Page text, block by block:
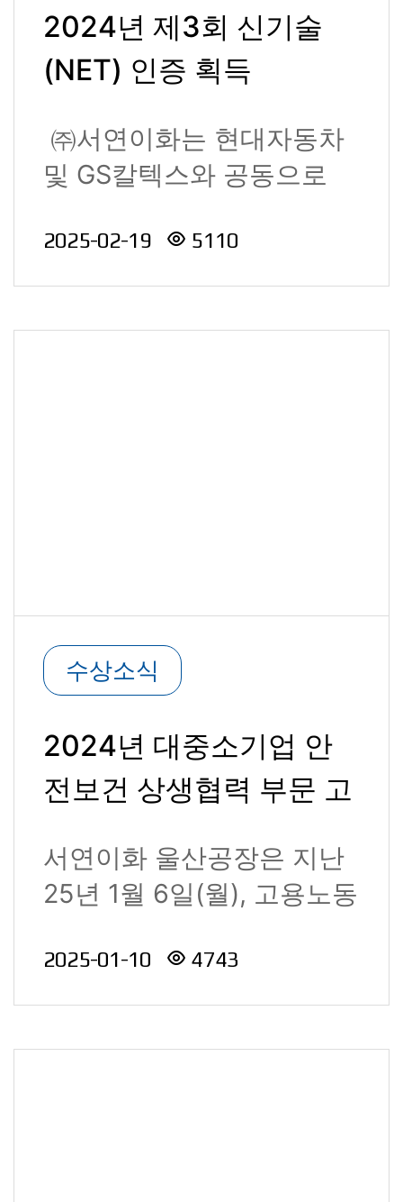
2024년 제3회 신기술
(NET) 인증 획득
㈜서연이화는 현대자동차
및 GS칼텍스와 공동으로
소재 사용 ..
2025-02-19 5110
수상소식
2024년 대중소기업 안
전보건 상생협력 부문 고
서연이화 울산공장은 지난
25년 1월 6일(월), 고용노동
노동행정 유공..
2025-01-10 4743